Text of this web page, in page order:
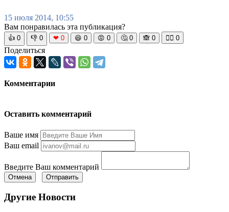
15 июля 2014, 10:55
Вам понравилась эта публикация?
👍 0 👎 0 ❤ 0 😆 0 😡 0 🤔 0 🙈 0 🧘‍♀️ 0
Поделиться
Комментарии
Оставить комментарий
Ваше имя
Ваш email
Введите Ваш комментарий
Отмена Отправить
Другие Новости